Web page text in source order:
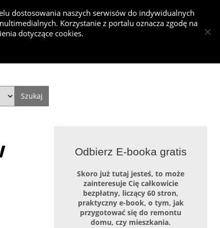
Dodaj projekt
Odbierz E-booka gratis
Skoro już tutaj jesteś, to może
zainteresuje Cię całkowicie
bezpłatny, liczący 60 stron,
praktyczny e-book, o tym, jak
przygotować się do remontu
domu, czy mieszkania.
kuchenne
dostosowania naszych serwisów do indywidualnych
Korzystanie z portalu oznacza zgodę na
dotyczące cookies.